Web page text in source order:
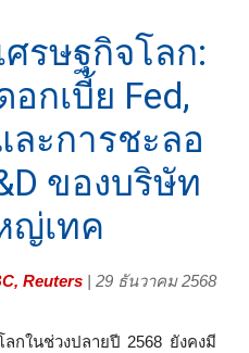
รษฐกิจโลก:
กเบี้ย Fed,
ละการชะลอ
ของบริษัท
ญ่เทค
Reuters | 29 ธันวาคม 2568
กในช่วงปลายปี 2568 ยังคงมี